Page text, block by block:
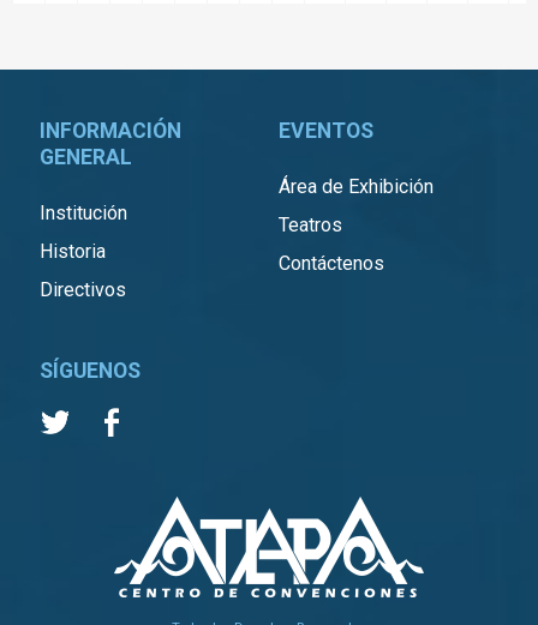
INFORMACIÓN
GENERAL
Institución
Historia
Directivos
EVENTOS
Área de Exhibición
Teatros
Contáctenos
SÍGUENOS